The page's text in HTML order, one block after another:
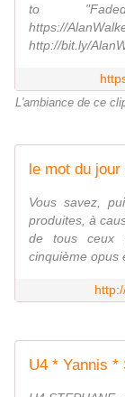
to
https://
http://bit.ly/
L'ambiance de ce
le mot du
Vous savez,
produites, à
de tous ceux
cinquième opus
U4 * Yannis *